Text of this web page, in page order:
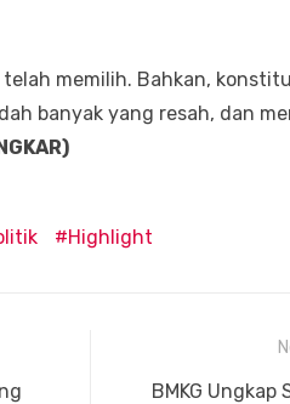
memilih. Bahkan,
banyak yang resah, dan
Highlight
Next
BMKG Ungkap